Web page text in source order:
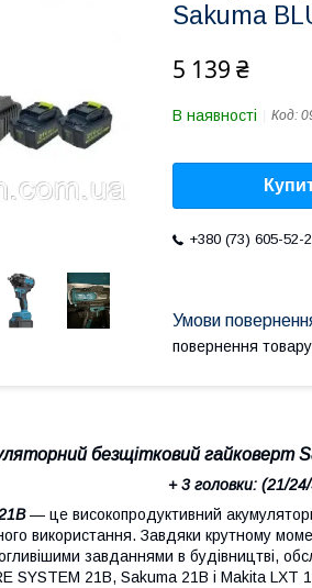
Sakuma
5 139 ₴
В наявності Код:
+380 (73) 605-52-
повернення
безщітковий гайковерт
+ 3 головки: (21/
— це високопродуктивний
використання. Завдяки крутному
завданнями в будівництві,
SYSTEM 21В, Sakuma 21В і Makita LXT